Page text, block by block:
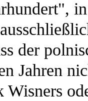
der
Jahren
Wisners